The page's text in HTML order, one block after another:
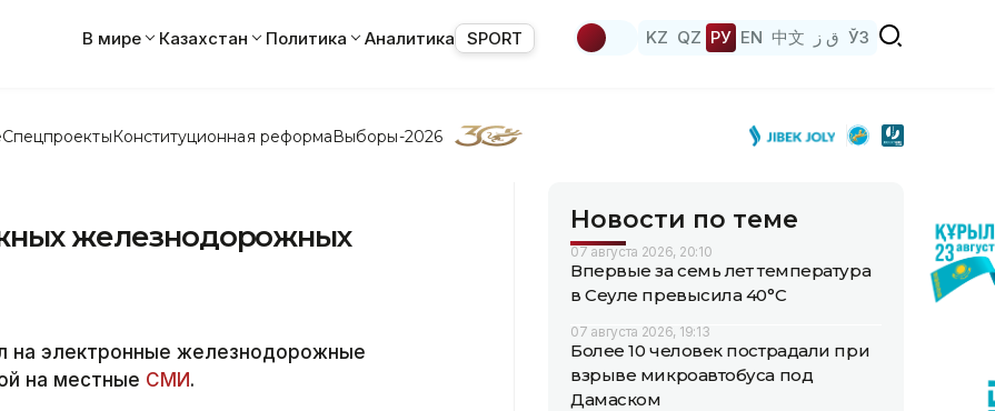
В мире Казахстан Политика Аналитика SPORT KZ QZ РУ EN 中文 ق ز ЎЗ
СпецпроектыКонституционная реформаВыборы-2026
железнодорожных
на электронные железнодорожные
на местные СМИ.
Новости по теме
07 августа 2026, 20:10
Впервые за семь лет температура
в Сеуле превысила 40°C
07 августа 2026, 19:13
Более 10 человек пострадали при
взрыве микроавтобуса под
Дамаском